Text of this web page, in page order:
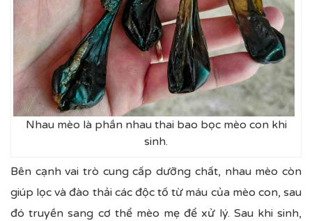
Nhau mèo là phần nhau thai bao bọc mèo con khi
sinh.
Bên cạnh vai trò cung cấp dưỡng chất, nhau mèo còn
giúp lọc và đào thải các độc tố từ máu của mèo con, sau
đó truyền sang cơ thể mèo mẹ để xử lý. Sau khi sinh,